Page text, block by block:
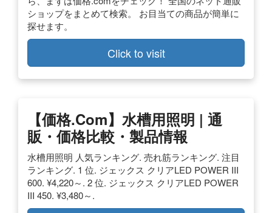
ショップをまとめて検索。 お目当ての商品が簡単に
探せます。
Click to visit
【価格.com】水槽用照明 | 通
販・価格比較・製品情報
水槽用照明 人気ランキング. 売れ筋ランキング. 注目
ランキング. 1 位. ジェックス クリアLED POWER III
600. ¥4,220～. 2 位. ジェックス クリアLED POWER
III 450. ¥3,480～.